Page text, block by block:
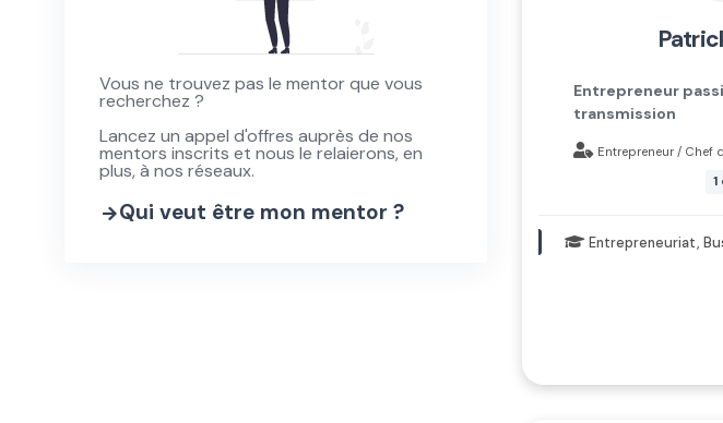
Vous ne trouvez pas le mentor que vous
recherchez ?
Lancez un appel d'offres auprès de nos
mentors inscrits et nous le relaierons, en
plus, à nos réseaux.
Qui veut être mon mentor ?
Entrepreneur
transmission
Entrepreneur / Chef
Entrepreneuriat,